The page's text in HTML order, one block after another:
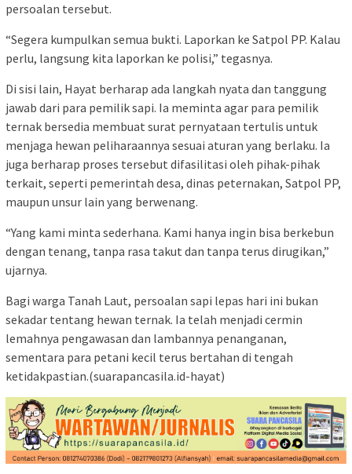
persoalan tersebut.
“Segera kumpulkan semua bukti. Laporkan ke Satpol PP. Kalau
perlu, langsung kita laporkan ke polisi,” tegasnya.
Di sisi lain, Hayat berharap ada langkah nyata dan tanggung
jawab dari para pemilik sapi. Ia meminta agar para pemilik
ternak bersedia membuat surat pernyataan tertulis untuk
menjaga hewan peliharaannya sesuai aturan yang berlaku. Ia
juga berharap proses tersebut difasilitasi oleh pihak-pihak
terkait, seperti pemerintah desa, dinas peternakan, Satpol PP,
maupun unsur lain yang berwenang.
“Yang kami minta sederhana. Kami hanya ingin bisa berkebun
dengan tenang, tanpa rasa takut dan tanpa terus dirugikan,”
ujarnya.
Bagi warga Tanah Laut, persoalan sapi lepas hari ini bukan
sekadar tentang hewan ternak. Ia telah menjadi cermin
lemahnya pengawasan dan lambannya penanganan,
sementara para petani kecil terus bertahan di tengah
ketidakpastian.(suarapancasila.id-hayat)